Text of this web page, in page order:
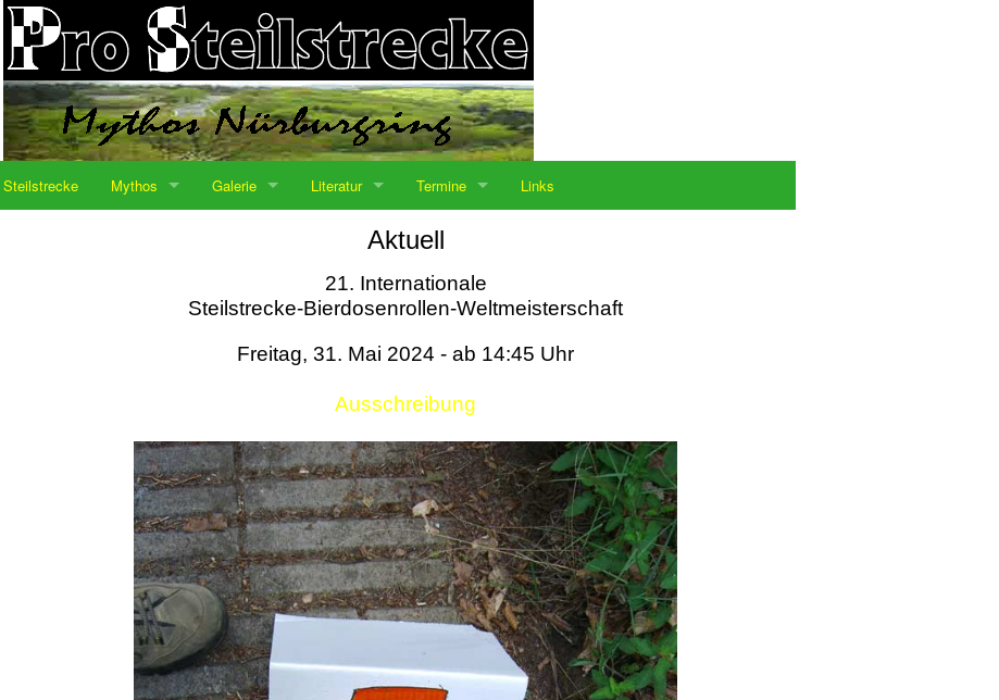
Steilstrecke Mythos Galerie Literatur Termine Links
Aktuell
21. Internationale
Steilstrecke-Bierdosenrollen-Weltmeisterschaft
Freitag, 31. Mai 2024 - ab 14:45 Uhr
Ausschreibung